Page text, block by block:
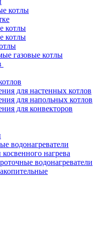
котлы
котлы
котлы
газовые котлы
для настенных котлов
для напольных котлов
для конвекторов
водонагреватели
нагрева
водонагреватели